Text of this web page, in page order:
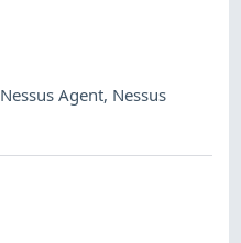
Nessus Agent, Nessus